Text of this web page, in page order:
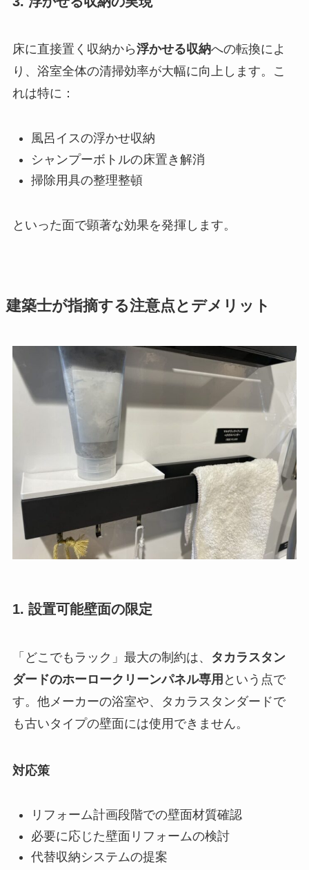
床に直接置く収納から浮かせる収納への転換によ
り、浴室全体の清掃効率が大幅に向上します。こ
れは特に：
風呂イスの浮かせ収納
シャンプーボトルの床置き解消
掃除用具の整理整頓
といった面で顕著な効果を発揮します。
建築士が指摘する注意点とデメリット
1. 設置可能壁面の限定
「どこでもラック」最大の制約は、
タカラスタン
ダードのホーロークリーンパネル専用 という点で
す。他メーカーの浴室や、タカラスタンダードで
も古いタイプの壁面には使用できません。
対応策
リフォーム計画段階での壁面材質確認
必要に応じた壁面リフォームの検討
代替収納システムの提案